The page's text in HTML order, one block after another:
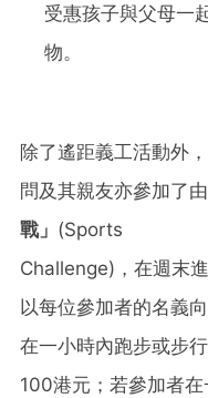
受惠孩子與父母一
物。
除了遙距義工活動外，
問及其親友亦參加了由
戰」 (Sports
Challenge) ， 在週末
以每位參加者的名義
在一小時內跑步或步行
100港元 ； 若參加者